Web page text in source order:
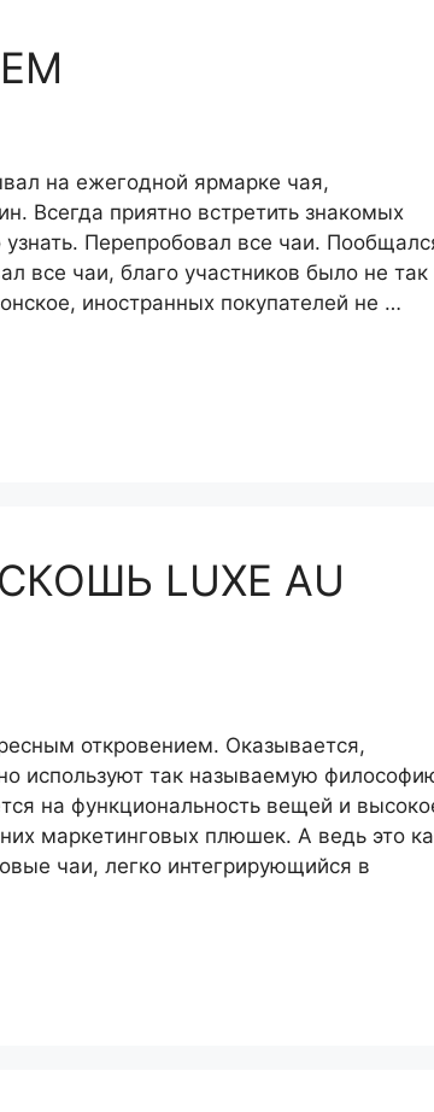
на ежегодной ярмарке чая,
Всегда приятно встретить знакомых
Перепробовал все чаи.
все чаи, благо участников было не
иностранных покупателей не …
LUXE AU
откровением. Оказывается,
используют так называемую
на функциональность вещей и
маркетинговых плюшек. А ведь это
чаи, легко интегрирующийся в